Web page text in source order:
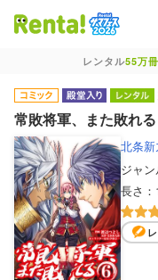
レンタル55万冊
常敗将軍、また敗れる
北条新
ジャン
長さ：